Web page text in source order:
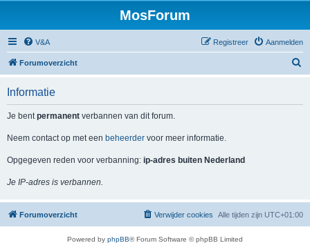
MosForum
V&A Aanmelden
Registreer
Forumoverzicht
Informatie
Je bentpermanent verbannen van dit forum.
Neem contact op met een beheerder voor meer informatie.
Opgegeven reden voor verbanning: ip-adres buiten Nederland
Je IP-adres is verbannen.
Forumoverzicht Alle tijden zijn UTC+01:00
Verwijder cookies
Powered by phpBB® Forum Software © phpBB Limited